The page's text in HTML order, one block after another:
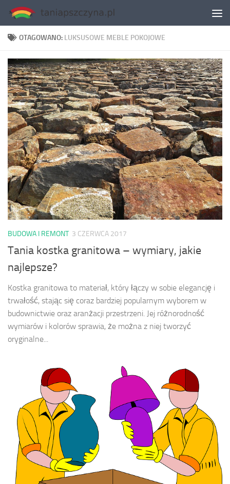
Skip to content
OTAGOWANO: LUKSUSOWE MEBLE POKOJOWE
BUDOWA I REMONT 3 CZERWCA 2017
Tania kostka granitowa – wymiary, jakie
najlepsze?
Kostka granitowa to materiał, który łączy w sobie elegancję i
trwałość, stając się coraz bardziej popularnym wyborem w
budownictwie oraz aranżacji przestrzeni. Jej różnorodność
wymiarów i kolorów sprawia, że można z niej tworzyć
oryginalne...